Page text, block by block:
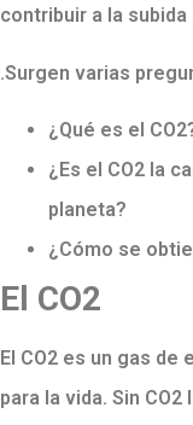
contribuir a la
.Surgen varias
¿Qué es el
¿Es el CO2 la
planeta?
¿Cómo se
El CO2
El CO2 es un gas
para la vida. Sin